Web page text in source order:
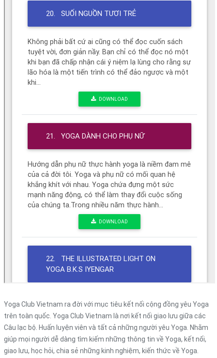
Yoga Club Vietnam ra đời với mục tiêu kết nối cộng đồng yêu Yoga
trên toàn quốc. Yoga Club Vietnam là nơi kết nối giao lưu giữa các
Câu lạc bộ. Huấn luyện viên và tất cả những người yêu Yoga. Nhằm
giúp mọi người dễ dàng tìm kiếm những thông tin về Yoga, kết nối,
giao lưu, học hỏi, chia sẻ những kinh nghiệm, kiến thức về Yoga.